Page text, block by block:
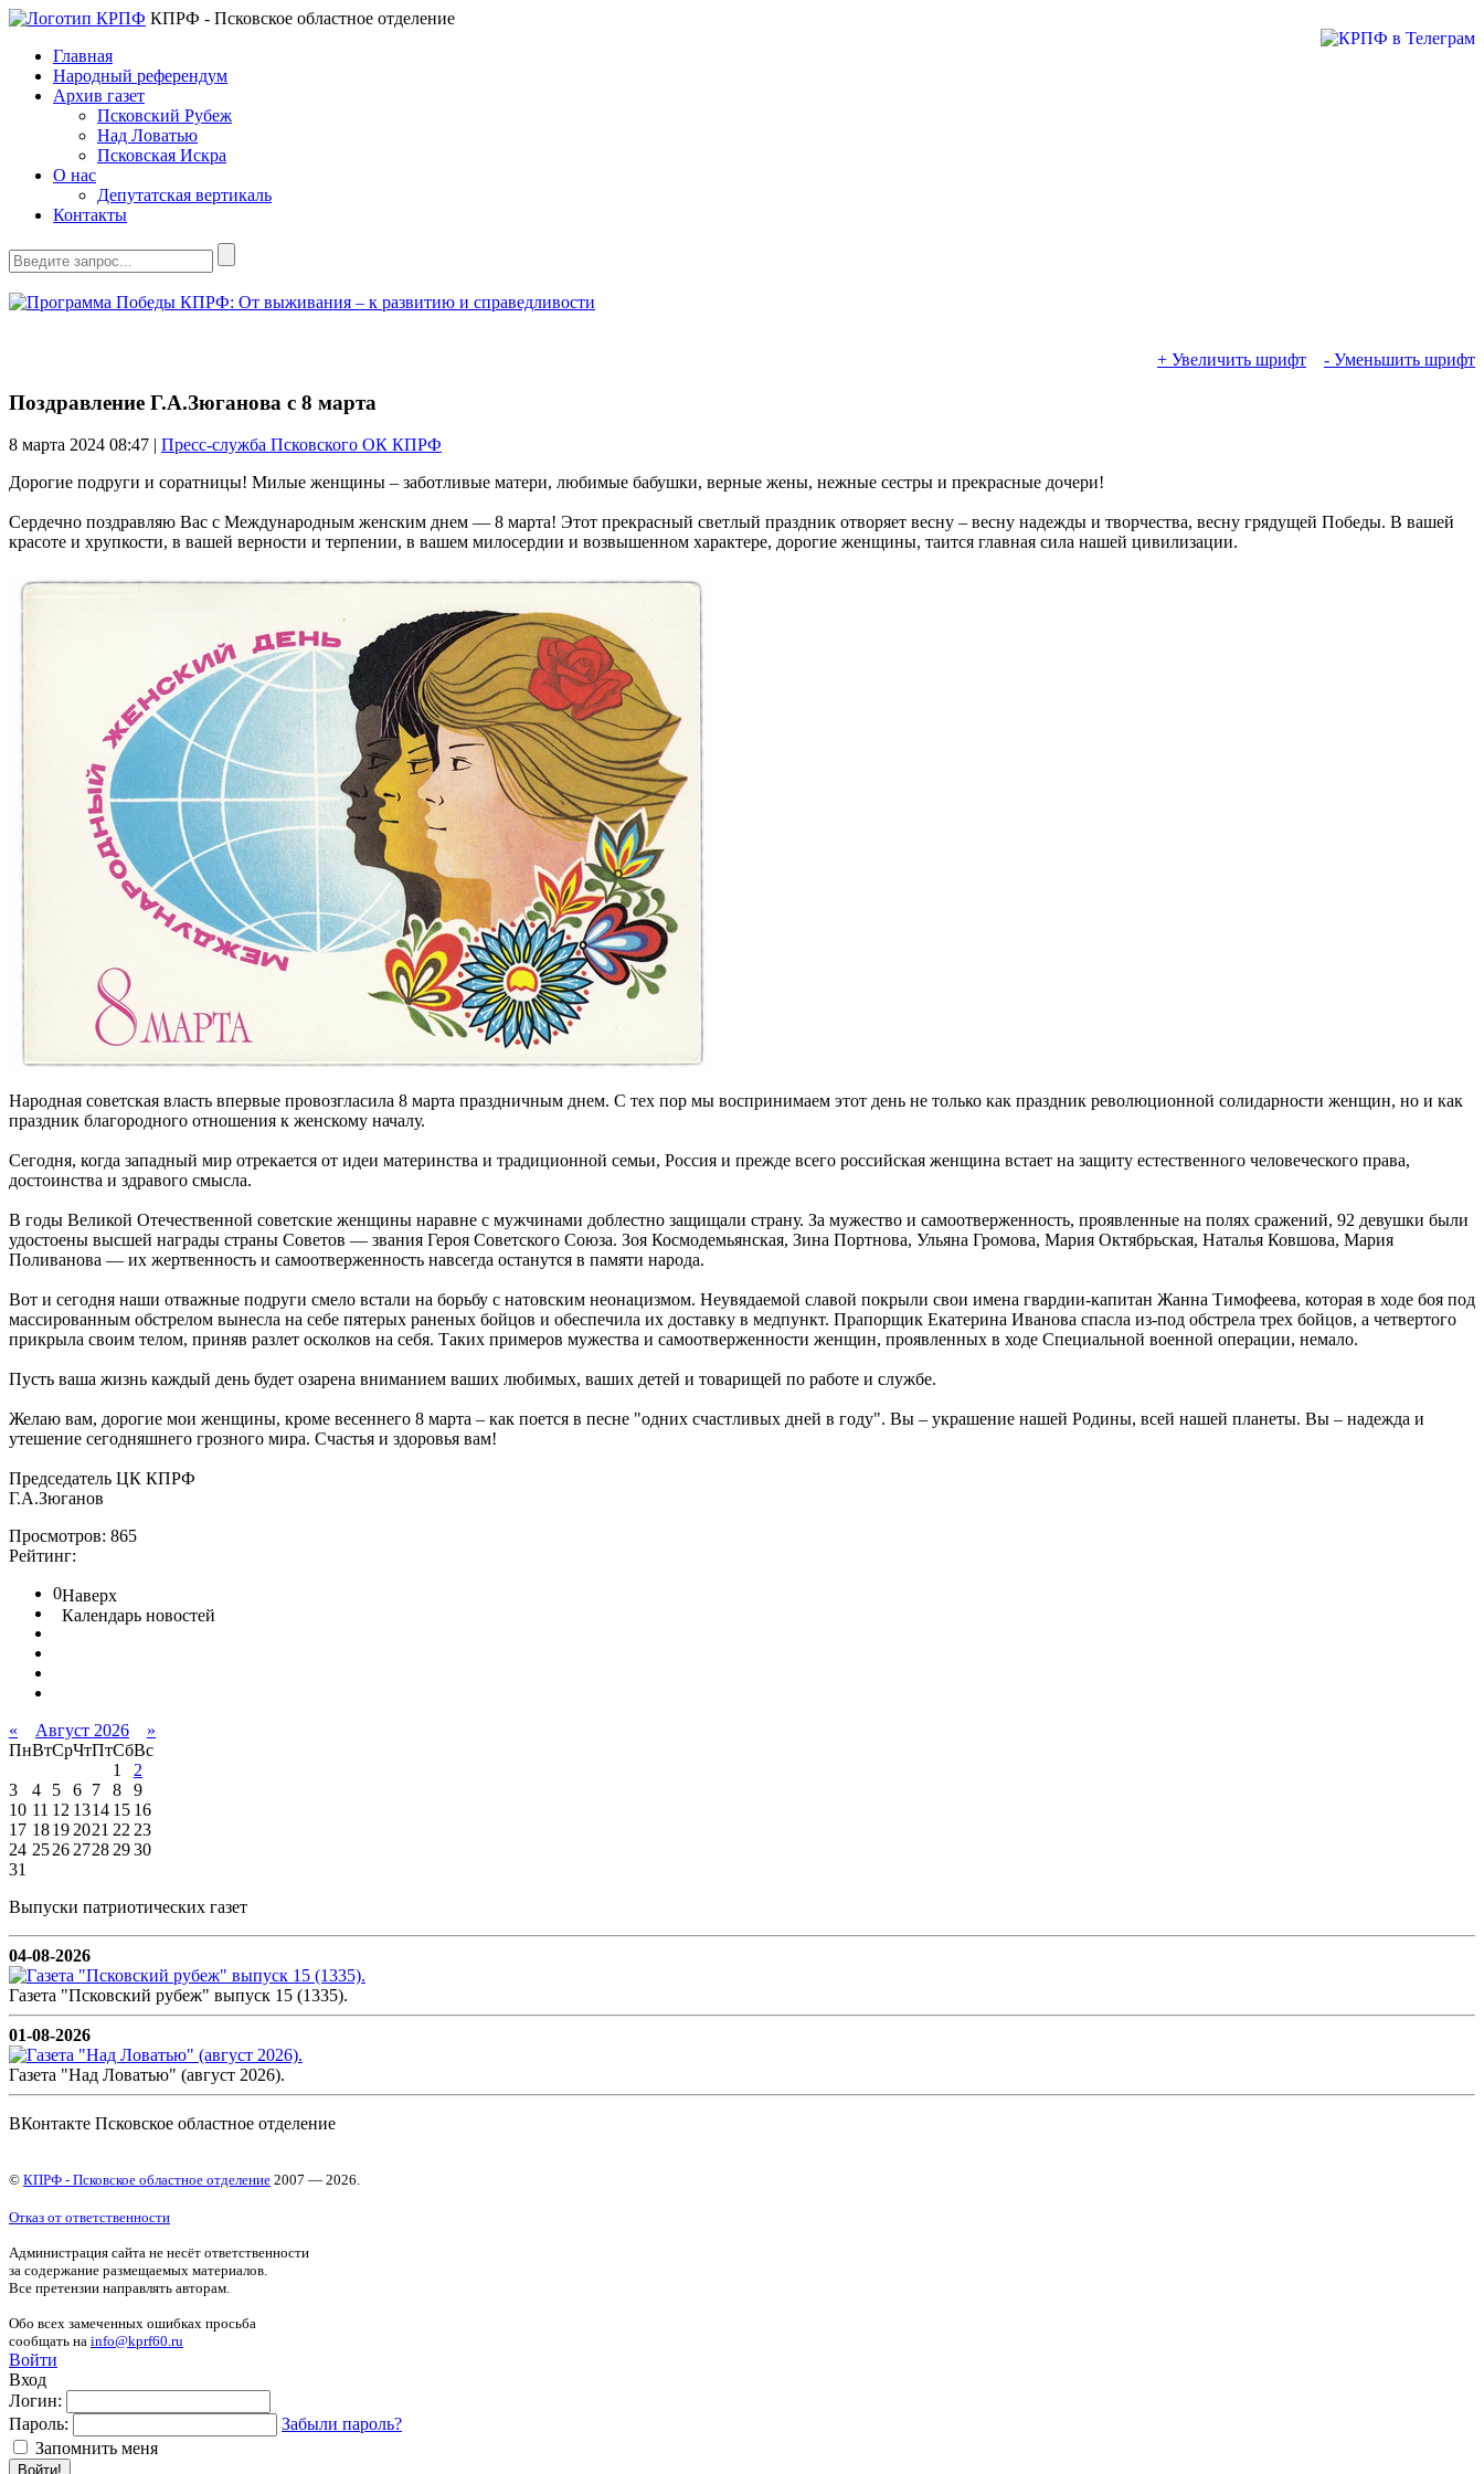
КПРФ - Псковское областное отделение
Главная
Народный референдум
Архив газет
Псковский Рубеж
Над Ловатью
Псковская Искра
О нас
Депутатская вертикаль
Контакты
+ Увеличить шрифт - Уменьшить шрифт
Поздравление Г.А.Зюганова с 8 марта
8 марта 2024 08:47 | Пресс-служба Псковского ОК КПРФ
Дорогие подруги и соратницы! Милые женщины – заботливые матери, любимые бабушки, верные жены, нежные сестры и прекрасные дочери!
Сердечно поздравляю Вас с Международным женским днем — 8 марта! Этот прекрасный светлый праздник отворяет весну – весну надежды и творчества, весну грядущей Победы. В вашей
красоте и хрупкости, в вашей верности и терпении, в вашем милосердии и возвышенном характере, дорогие женщины, таится главная сила нашей цивилизации.
Народная советская власть впервые провозгласила 8 марта праздничным днем. С тех пор мы воспринимаем этот день не только как праздник революционной солидарности женщин, но и как
праздник благородного отношения к женскому началу.
Сегодня, когда западный мир отрекается от идеи материнства и традиционной семьи, Россия и прежде всего российская женщина встает на защиту естественного человеческого права,
достоинства и здравого смысла.
В годы Великой Отечественной советские женщины наравне с мужчинами доблестно защищали страну. За мужество и самоотверженность, проявленные на полях сражений, 92 девушки были
удостоены высшей награды страны Советов — звания Героя Советского Союза. Зоя Космодемьянская, Зина Портнова, Ульяна Громова, Мария Октябрьская, Наталья Ковшова, Мария
Поливанова — их жертвенность и самоотверженность навсегда останутся в памяти народа.
Вот и сегодня наши отважные подруги смело встали на борьбу с натовским неонацизмом. Неувядаемой славой покрыли свои имена гвардии-капитан Жанна Тимофеева, которая в ходе боя под
массированным обстрелом вынесла на себе пятерых раненых бойцов и обеспечила их доставку в медпункт. Прапорщик Екатерина Иванова спасла из-под обстрела трех бойцов, а четвертого
прикрыла своим телом, приняв разлет осколков на себя. Таких примеров мужества и самоотверженности женщин, проявленных в ходе Специальной военной операции, немало.
Пусть ваша жизнь каждый день будет озарена вниманием ваших любимых, ваших детей и товарищей по работе и службе.
Желаю вам, дорогие мои женщины, кроме весеннего 8 марта – как поется в песне "одних счастливых дней в году". Вы – украшение нашей Родины, всей нашей планеты. Вы – надежда и
утешение сегодняшнего грозного мира. Счастья и здоровья вам!
Председатель ЦК КПРФ
Г.А.Зюганов
Просмотров: 865
Рейтинг:
0Наверх
Календарь новостей
« Август 2026
»
ПнВтСрЧтПтСбВс
1
2
3
4 5 6 7 8
9
10 11 12 1314 15 16
17 18192021 2223
24 252627282930
31
Выпуски патриотических газет
04-08-2026
Газета "Псковский рубеж" выпуск 15 (1335).
01-08-2026
Газета "Над Ловатью" (август 2026).
ВКонтакте Псковское областное отделение
© КПРФ - Псковское областное отделение 2007 — 2026.
Отказ от ответственности
Администрация сайта не несёт ответственности
за содержание размещаемых материалов.
Все претензии направлять авторам.
Обо всех замеченных ошибках просьба
сообщать на info@kprf60.ru
Войти
Вход
Логин:
Пароль:
Забыли пароль?
Запомнить меня